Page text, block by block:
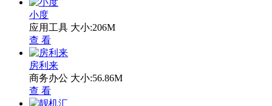
小度
应用工具 大小:206M
查 看
房利来
商务办公 大小:56.86M
查 看